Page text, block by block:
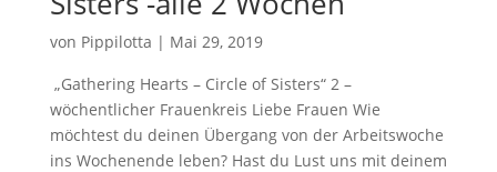
von Pippilotta | Mai 29, 2019
„Gathering Hearts – Circle of Sisters“ 2 –
wöchentlicher Frauenkreis Liebe Frauen Wie
möchtest du deinen Übergang von der Arbeitswoche
ins Wochenende leben? Hast du Lust uns mit deinem